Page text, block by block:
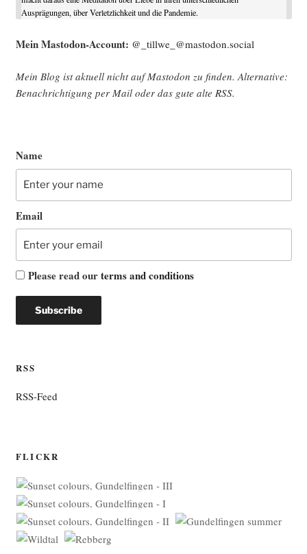
Ausprägungen, über Verletzlichkeit und die Pandemie.
Mein Mast­o­don-Account: @_tillwe_@mastodon.social
Mein Blog ist aktu­ell nicht auf Mast­o­don zu fin­den. Alter­na­ti­ve:
Benach­rich­ti­gung per Mail oder das gute alte RSS.
Name
Email
Please read ourterms and conditions
RSS
RSS-Feed
FLICKR